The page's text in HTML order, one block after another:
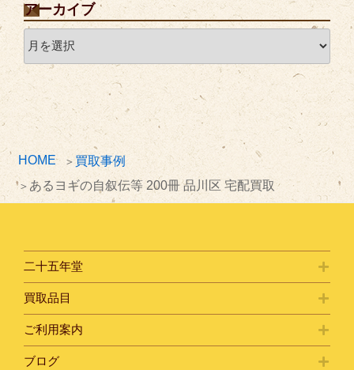
HOME
買取事例
あるヨギの自叙伝等 200冊 品川区 宅配買取
アーカイブ
ー
カ
ブ
二十五年堂
買取品目
ご利用案内
ブログ